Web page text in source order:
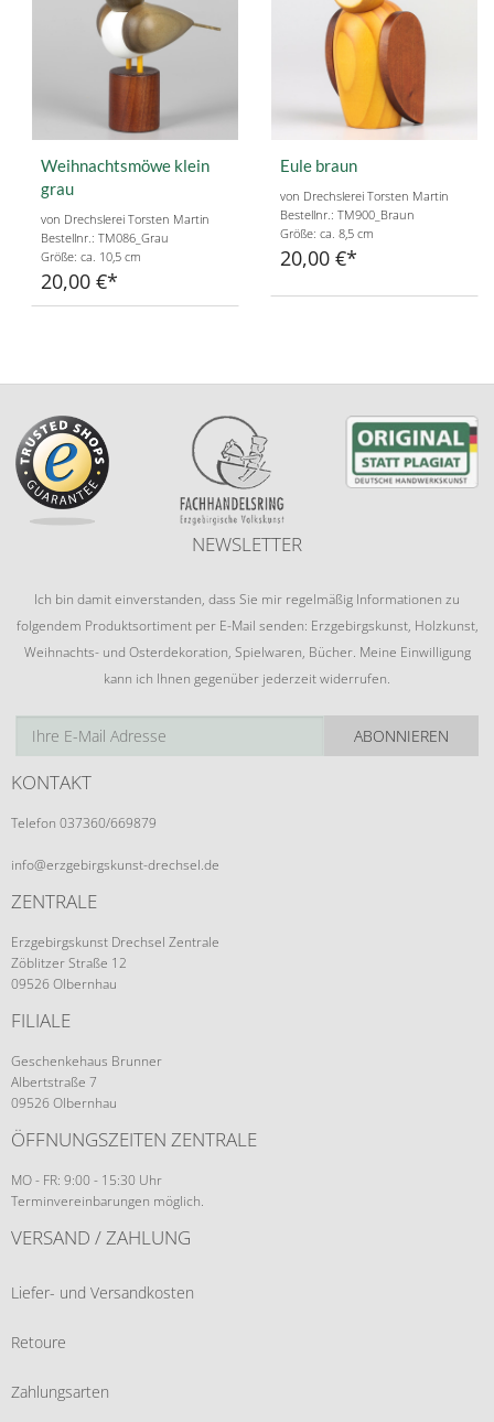
Weihnachtsmöwe klein
grau
von Drechslerei Torsten Martin
Bestellnr.: TM086_Grau
Größe: ca. 10,5 cm
20,00 €
Eule braun
von Drechslerei Torsten Martin
Bestellnr.: TM900_Braun
Größe: ca. 8,5 cm
20,00 €
NEWSLETTER
Ich bin damit einverstanden, dass Sie mir regelmäßig Informationen zu
folgendem Produktsortiment per E-Mail senden: Erzgebirgskunst, Holzkunst,
Weihnachts- und Osterdekoration, Spielwaren, Bücher. Meine Einwilligung
kann ich Ihnen gegenüber jederzeit widerrufen.
ABONNIEREN
KONTAKT
Telefon 037360/669879
info@erzgebirgskunst-drechsel.de
ZENTRALE
Erzgebirgskunst Drechsel Zentrale
Zöblitzer Straße 12
09526 Olbernhau
FILIALE
Geschenkehaus Brunner
Albertstraße 7
09526 Olbernhau
ÖFFNUNGSZEITEN ZENTRALE
MO - FR: 9:00 - 15:30 Uhr
Terminvereinbarungen möglich.
VERSAND / ZAHLUNG
Liefer- und Versandkosten
Retoure
Zahlungsarten